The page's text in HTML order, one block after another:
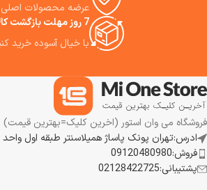
صفر
بدون
هستید،
عرضه محصولات اصلی
7 روز مهلت بازگشت کالا
با خیال آسوده خرید
فروشگاه می وان استور (اخرین کلیک=بهترین قیمت)
ادرس:تهران پونک پاساژ همیلاسنتر طبقه اول واحد 141 فروشگاه شیائومی
فروش:09120480980
پشتیبانی:02128422725